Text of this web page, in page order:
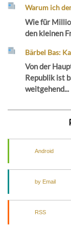
Warum ich
Wie für
den kleinen
Bärbel Bas:
Von der
Republik ist
weitgehend...
Android
by Email
RSS